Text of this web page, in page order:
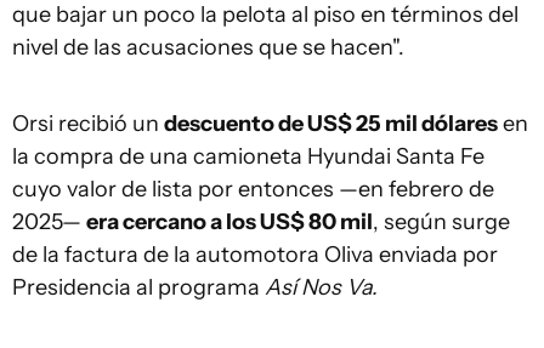
que bajar un poco la pelota al piso en términos del
nivel de las acusaciones que se hacen".
Orsi recibió un descuento de US$ 25 mil dólaresen
la compra de una camioneta Hyundai Santa Fe
cuyo valor de lista por entonces —en febrero de
2025— era cercano a los US$ 80 mil, según surge
de la factura de la automotora Oliva enviada por
Presidencia al programa Así Nos Va.